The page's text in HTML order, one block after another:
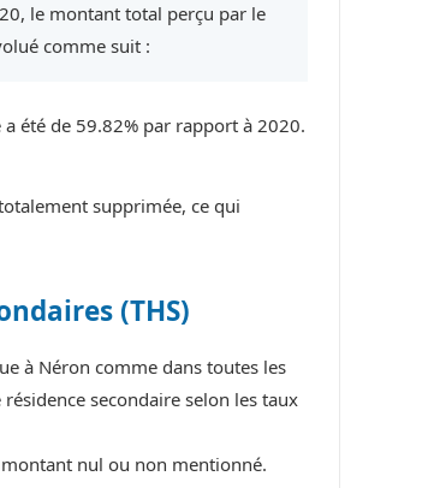
le montant total perçu par le
comme suit :
été de 59.82% par rapport à 2020.
supprimée, ce qui
(THS)
à Néron comme dans toutes les
secondaire selon les taux
nul ou non mentionné.